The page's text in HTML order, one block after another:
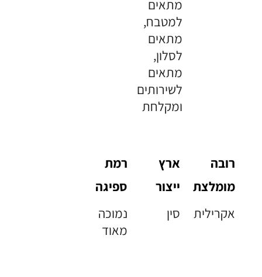
מתאים
למטבח,
מתאים
לסלון,
מתאים
לשירותים
ומקלחת
רובה
מומלצת
אקרילית
ארץ
ייצור
סין
רמת
ספיגה
נמוכה
מאוד